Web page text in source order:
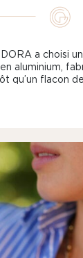
a choisi
aluminium,
qu’un flacon